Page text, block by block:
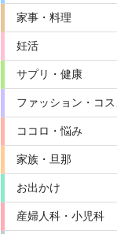
家事・料理
妊活
サプリ・健康
ファッション・コス
ココロ・悩み
家族・旦那
お出かけ
産婦人科・小児科